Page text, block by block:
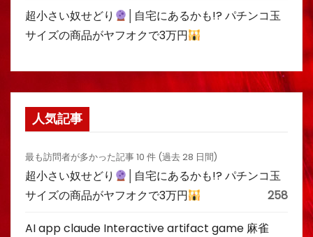
超小さい奴せどり
│自宅にあるかも!? パチンコ玉
サイズの商品がヤフオクで3万円
人気記事
最も訪問者が多かった記事 10 件 (過去 28 日間)
超小さい奴せどり
│自宅にあるかも!? パチンコ玉
サイズの商品がヤフオクで3万円
258
AI app claude Interactive artifact game 麻雀